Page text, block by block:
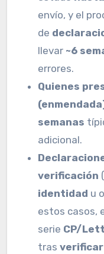
envío, y el
de
llevar ~6
errores.
Quienes
semanas
adicional.
verificación
identidad u
estos casos,
serie CP/
tras